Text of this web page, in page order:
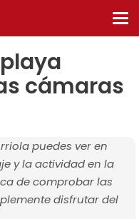
cámaras
puedes ver en
y la actividad en la
de comprobar las
disfrutar del